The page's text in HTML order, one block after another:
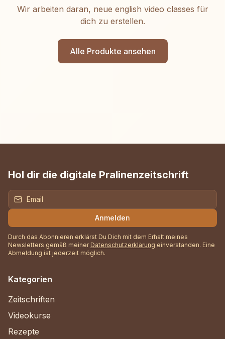
Wir arbeiten daran, neue english video classes für
dich zu erstellen.
Alle Produkte ansehen
Hol dir die digitale Pralinenzeitschrift
Anmelden
Durch das Abonnieren erklärst Du Dich mit dem Erhalt meines
Newsletters gemäß meiner Datenschutzerklärung einverstanden. Eine
Abmeldung ist jederzeit möglich.
Kategorien
Zeitschriften
Videokurse
Rezepte